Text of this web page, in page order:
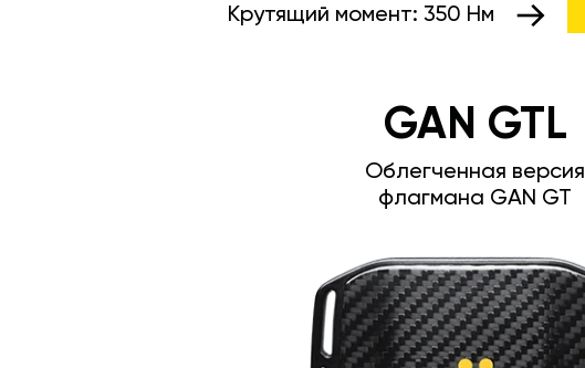
Крутящий момент: 350 Нм
GAN GTL
Облегченная версия
флагмана GAN GT